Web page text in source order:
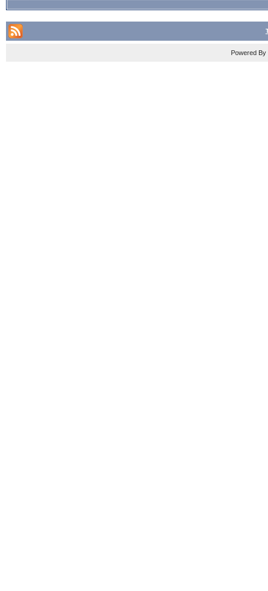
Powered By